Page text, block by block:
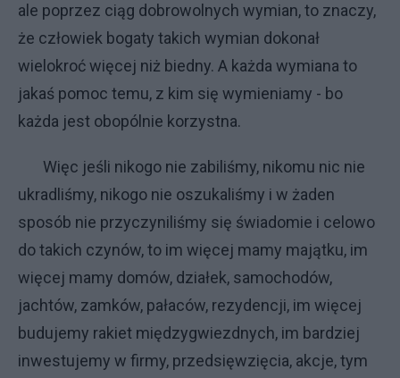
ale poprzez ciąg dobrowolnych wymian, to znaczy,
że człowiek bogaty takich wymian dokonał
wielokroć więcej niż biedny. A każda wymiana to
jakaś pomoc temu, z kim się wymieniamy - bo
każda jest obopólnie korzystna.
Więc jeśli nikogo nie zabiliśmy, nikomu nic nie
ukradliśmy, nikogo nie oszukaliśmy i w żaden
sposób nie przyczyniliśmy się świadomie i celowo
do takich czynów, to im więcej mamy majątku, im
więcej mamy domów, działek, samochodów,
jachtów, zamków, pałaców, rezydencji, im więcej
budujemy rakiet międzygwiezdnych, im bardziej
inwestujemy w firmy, przedsięwzięcia, akcje, tym